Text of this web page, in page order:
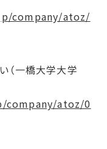
company/atoz/
（一橋大学大学
atoz/0